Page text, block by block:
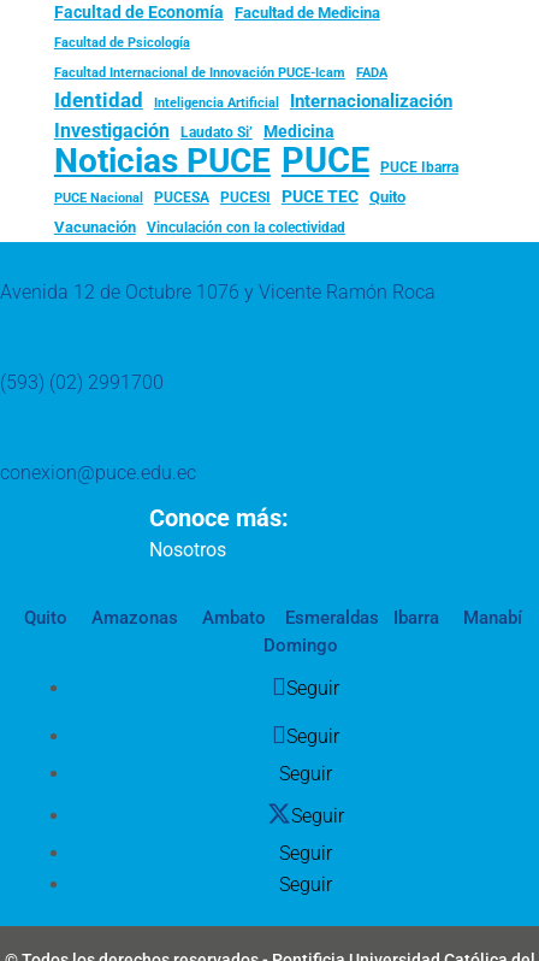
Facultad de Economía Facultad de Medicina
Facultad de Psicología
Facultad Internacional de Innovación PUCE-Icam FADA
Identidad Inteligencia Artificial Internacionalización
Investigación Laudato Si’ Medicina
Noticias PUCE PUCE PUCE Ibarra
PUCE Nacional PUCESA PUCESI PUCE TEC
Quito
Vacunación
Vinculación con la colectividad
Avenida 12 de Octubre 1076 y Vicente Ramón Roca
(593) (02) 2991700
conexion@puce.edu.ec
Conoce más:
Nosotros
Quito Amazonas Ambato Esmeraldas Ibarra
Manabí
Domingo
Seguir
Seguir
Seguir
Seguir
Seguir
Seguir